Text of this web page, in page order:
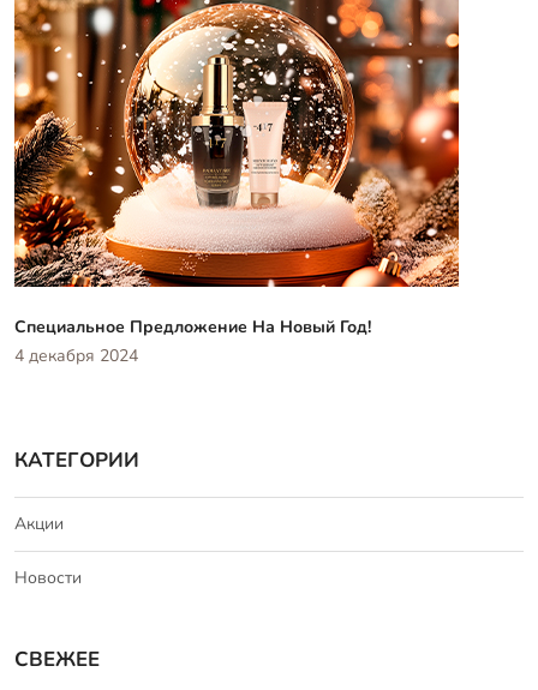
Специальное Предложение На Новый Год!
4 декабря 2024
КАТЕГОРИИ
Акции
Новости
СВЕЖЕЕ